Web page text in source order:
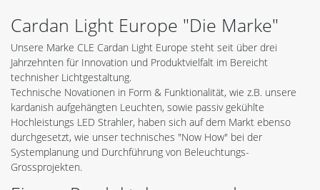
Cardan Light Europe "Die Marke"
Unsere Marke CLE Cardan Light Europe steht seit über drei
Jahrzehnten für Innovation und Produktvielfalt im Bereicht
technisher Lichtgestaltung.
Technische Novationen in Form & Funktionalität, wie z.B. unsere
kardanish aufgehängten Leuchten, sowie passiv gekühlte
Hochleistungs LED Strahler, haben sich auf dem Markt ebenso
durchgesetzt, wie unser technisches "Now How" bei der
Systemplanung und Durchführung von Beleuchtungs-
Grossprojekten.